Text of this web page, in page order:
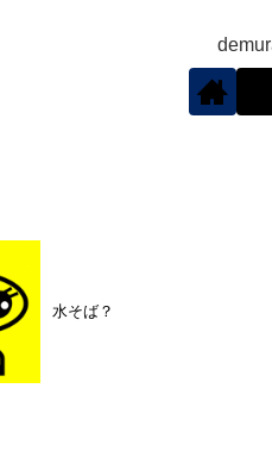
水そば？